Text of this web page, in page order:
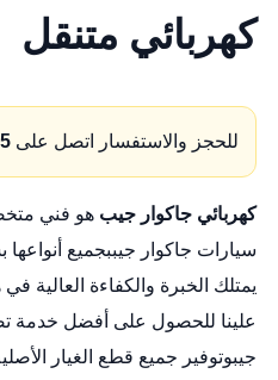
كهربائي متنقل
للحجز والاستفسار اتصل على
كهربائي جاكوار جيب هو فني
سيارات جاكوار جيببجميع
يمتلك الخبرة والكفاءة العالية
علينا للحصول على أفضل خدمة
جيبوتوفير جميع قطع الغيار